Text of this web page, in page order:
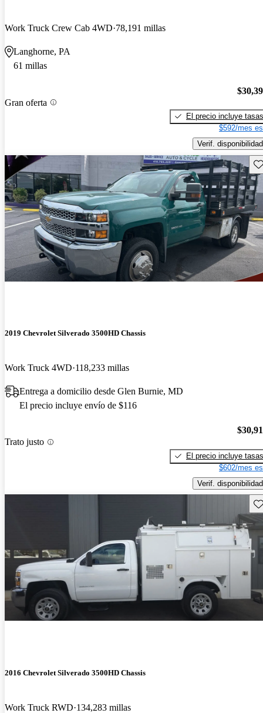
Work Truck Crew Cab 4WD 78,191 millas
Langhorne, PA
61 millas
Gran oferta
El precio incluye tasas
$592/mes
Verif. disponibilidad
2019 Chevrolet Silverado 3500HD Chassis
Work Truck 4WD 118,233 millas
Entrega a domicilio desde Glen Burnie, MD
El precio incluye envío de $116
Trato justo
El precio incluye tasas
$602/mes
Verif. disponibilidad
2016 Chevrolet Silverado 3500HD Chassis
Work Truck RWD 134,283 millas